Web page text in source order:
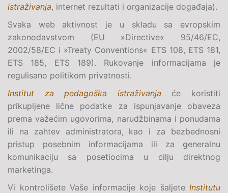
istraživanja, internet rezultati i organizacije događaja).
Svaka web aktivnost je u skladu sa evropskim
zakonodavstvom (EU »Directive« 95/46/EC,
2002/58/EC i »Treaty Conventions« ETS 108, ETS 181,
ETS 185, ETS 189). Rukovanje informacijama je
regulisano politikom privatnosti.
Institut za pedagoška istraživanja će koristiti
prikupljene lične podatke za ispunjavanje obaveza
prema važećim ugovorima, narudžbinama i ponudama
ili na zahtev administratora, kao i za bezbednosni
pristup posebnim informacijama ili za generalnu
komunikaciju sa posetiocima u cilju direktnog
marketinga.
Vi kontrolišete Vaše informacije koje šaljete Institutu